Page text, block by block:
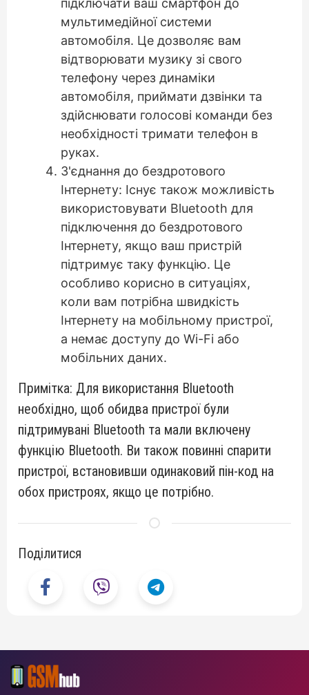
підключати ваш смартфон до
мультимедійної системи
автомобіля. Це дозволяє вам
відтворювати музику зі свого
телефону через динаміки
автомобіля, приймати дзвінки та
здійснювати голосові команди без
необхідності тримати телефон в
руках.
З'єднання до бездротового
Інтернету: Існує також можливість
використовувати Bluetooth для
підключення до бездротового
Інтернету, якщо ваш пристрій
підтримує таку функцію. Це
особливо корисно в ситуаціях,
коли вам потрібна швидкість
Інтернету на мобільному пристрої,
а немає доступу до Wi-Fi або
мобільних даних.
Примітка: Для використання Bluetooth
необхідно, щоб обидва пристрої були
підтримувані Bluetooth та мали включену
функцію Bluetooth. Ви також повинні спарити
пристрої, встановивши одинаковий пін-код на
обох пристроях, якщо це потрібно.
Поділитися